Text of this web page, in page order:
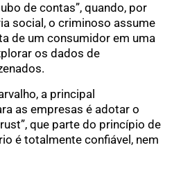
de contas”, quando, por
social, o criminoso assume
de um consumidor em uma
os dados de
a principal
as empresas é adotar o
que parte do princípio de
é totalmente confiável, nem